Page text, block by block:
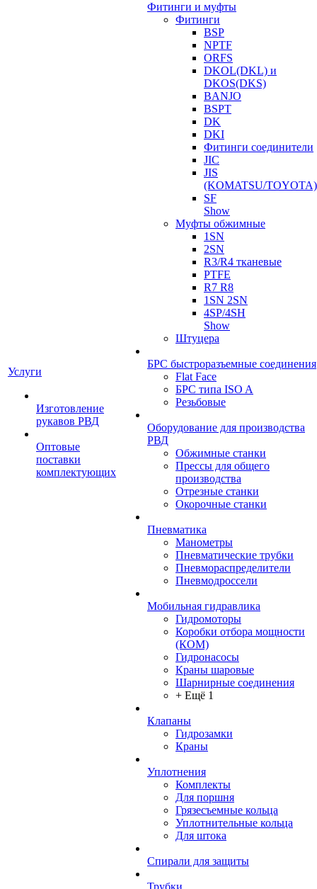
Услуги
Изготовление
рукавов РВД
Оптовые
поставки
комплектующих
Фитинги и муфты
Фитинги
BSP
NPTF
ORFS
DKOL(DKL) и
DKOS(DKS)
BANJO
BSPT
DK
DKI
Фитинги соединители
JIC
JIS
(KOMATSU/TOYOTA)
SF
Show
Муфты обжимные
1SN
2SN
R3/R4 тканевые
PTFE
R7 R8
1SN 2SN
4SP/4SH
Show
Штуцера
БРС быстроразъемные соединения
Flat Face
БРС типа ISO A
Резьбовые
Оборудование для производства
РВД
Обжимные станки
Прессы для общего
производства
Отрезные станки
Окорочные станки
Пневматика
Манометры
Пневматические трубки
Пневмораспределители
Пневмодроссели
Мобильная гидравлика
Гидромоторы
Коробки отбора мощности
(КОМ)
Гидронасосы
Краны шаровые
Шарнирные соединения
+ Ещё 1
Клапаны
Гидрозамки
Краны
Уплотнения
Комплекты
Для поршня
Грязесъемные кольца
Уплотнительные кольца
Для штока
Спирали для защиты
Трубки